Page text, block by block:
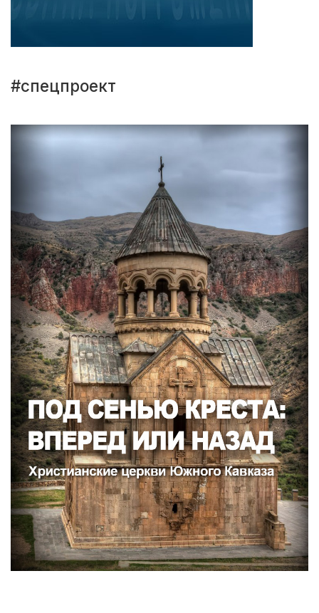
#спецпроект